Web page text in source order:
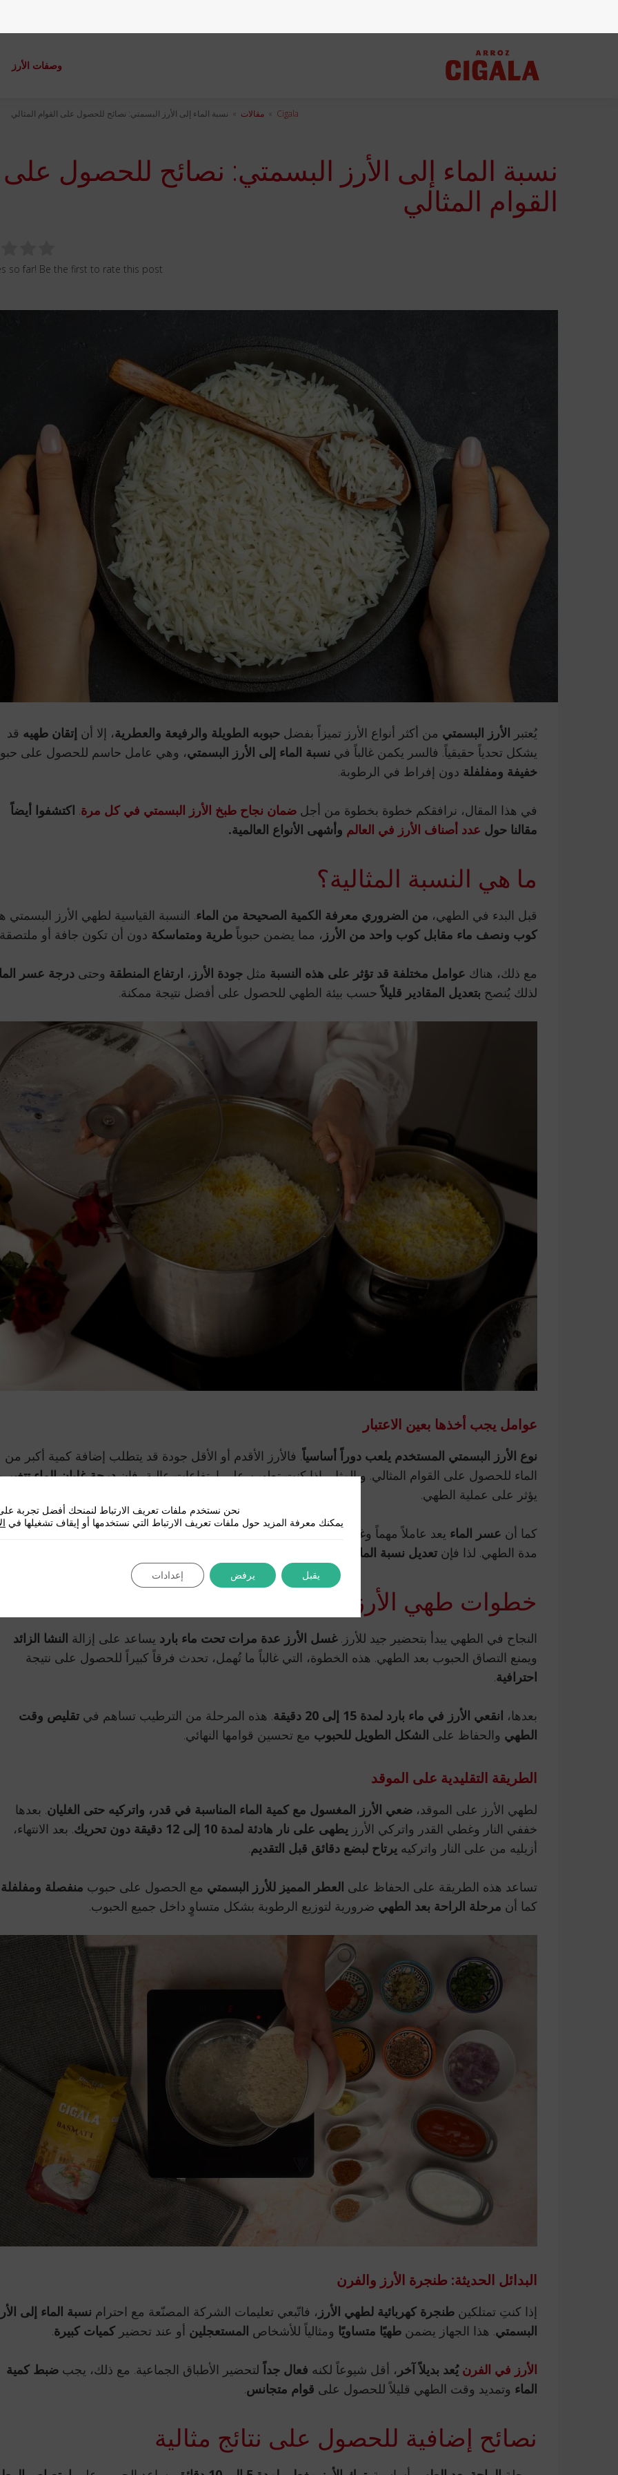
وصفات الأرز
Cigala
» مقالات » نسبة الماء إلى الأرز البسمتي: نصائح للحصول على القوام المثالي
نسبة الماء إلى الأرز البسمتي: نصائح للحصول على
القوام المثالي
so far! Be the first to rate this post.
يُعتبر الأرز البسمتي من أكثر أنواع الأرز تميزاً بفضل حبوبه الطويلة والرفيعة والعطرية، إلا أن إتقان طهيه قد
يشكل تحدياً حقيقياً. فالسر يكمن غالباً في نسبة الماء إلى الأرز البسمتي، وهي عامل حاسم للحصول على
خفيفة ومفلفلة دون إفراط في الرطوبة.
في هذا المقال، نرافقكم خطوة بخطوة من أجل ضمان نجاح طبخ الأرز البسمتي في كل مرة. اكتشفوا أيضاً
مقالنا حول عدد أصناف الأرز في العالم وأشهى الأنواع العالمية.
ما هي النسبة المثالية؟
قبل البدء في الطهي، من الضروري معرفة الكمية الصحيحة من الماء. النسبة القياسية لطهي الأرز البسمتي
كوب ونصف ماء مقابل كوب واحد من الأرز ، مما يضمن حبوباً طرية ومتماسكة دون أن تكون جافة أو
مع ذلك، هناك عوامل مختلفة قد تؤثر على هذه النسبة مثل جودة الأرز ، ارتفاع المنطقة وحتى درجة عسر
لذلك يُنصح بتعديل المقادير قليلاًحسب بيئة الطهي للحصول على أفضل نتيجة ممكنة.
عوامل يجب أخذها بعين الاعتبار
نوع الأرز البسمتي المستخدم يلعب دوراً أساسياً. فالأرز الأقدم أو الأقل جودة قد يتطلب إضافة كمية أكبر من
الماء للحصول على القوام المثالي. وبالمثل، إذا كنتِ تطهين على ارتفاعات عالية، فإندرجة غليان الماء تتغير
يؤثر على عملية الطهي.
كما أن عسر الماء يعد عاملاً مهماً وغالباً ما يتم تجاهله.الماء الغني بالكالسيوم
قد يبطئ امتصاص الأرز ويطيل
مدة الطهي. لذا فإن تعديل نسبة الماء ومراقبة الطهي
خطوات طهي الأرز البسمتي بشكل مثالي
النجاح في الطهي يبدأ بتحضير جيد للأرز.غسل الأرز عدة مرات تحت ماء بارد يساعد على إزالة النشا الزائد
ويمنع التصاق الحبوب بعد الطهي. هذه الخطوة، التي غالباً ما تُهمل، تحدث فرقاً كبيراً للحصول على نتيجة
احترافية.
بعدها، انقعي الأرز في ماء بارد لمدة 15 إلى 20 دقيقة . هذه المرحلة من الترطيب تساهم في تقليص وقت
الطهي والحفاظ على الشكل الطويل للحبوب مع تحسين قوامها النهائي.
الطريقة التقليدية على الموقد
لطهي الأرز على الموقد، ضعي الأرز المغسول مع كمية الماء المناسبة في قدر، واتركيه حتى الغليان. بعدها
خففي النار وغطي القدر واتركي الأرز يطهى على نار هادئة لمدة 10 إلى 12 دقيقة دون تحريك
. بعد الانتهاء،
أزيليه من على النار واتركيه يرتاح لبضع دقائق قبل التقديم.
تساعد هذه الطريقة على الحفاظ على العطر المميز للأرز البسمتي مع الحصول على حبوب منفصلة ومفلفلة
كما أن مرحلة الراحة بعد الطهي ضرورية لتوزيع الرطوبة بشكل متساوٍ داخل جميع الحبوب.
البدائل الحديثة: طنجرة الأرز والفرن
إذا كنتِ تمتلكين طنجرة كهربائية لطهي الأرز ، فاتّبعي تعليمات الشركة المصنّعة مع احترام نسبة الماء إلى
البسمتي. هذا الجهاز يضمن طهيًا متساويًا ومثالياً للأشخاص المستعجلين أو عند تحضير كميات كبيرة.
الأرز في الفرن يُعد بديلاً آخر ، أقل شيوعاً لكنه فعال جداً لتحضير الأطباق الجماعية. مع ذلك، يجب ضبط كمية
الماء وتمديد وقت الطهي قليلاً للحصول على قوام متجانس.
نصائح إضافية للحصول على نتائج مثالية
نحن نستخدم ملفات تعريف الارتباط لنمنحك أفضل تجربة
يمكنك معرفة المزيد حول ملفات تعريف الارتباط التي نستخدمها أو إيقاف تشغيلها في
يقبل يرفض إعدادات